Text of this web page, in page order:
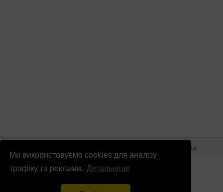
Ми використовуємо cookies для аналізу
трафіку та реклами. Детальніше
Реклама
info@patrioty.org.ua